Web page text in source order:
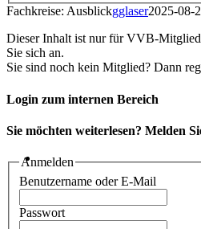
Fachkreise: Ausblickgglaser2025-08-
Dieser Inhalt ist nur für VVB-
Sie sich an.
Sie sind noch kein Mitglied? Dann
Login zum internen Bereich
Sie möchten weiterlesen? Melden
Anmelden
Benutzername oder E-Mail
Passwort